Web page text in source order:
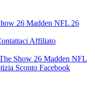
26 Madden NFL 26
Affiliato
Show 26 Madden NFL
Sconto Facebook